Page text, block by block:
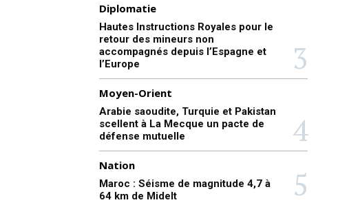
Diplomatie
Hautes Instructions Royales pour le
retour des mineurs non
accompagnés depuis l’Espagne et
l’Europe
Moyen-Orient
Arabie saoudite, Turquie et Pakistan
scellent à La Mecque un pacte de
défense mutuelle
Nation
Maroc : Séisme de magnitude 4,7 à
64 km de Midelt